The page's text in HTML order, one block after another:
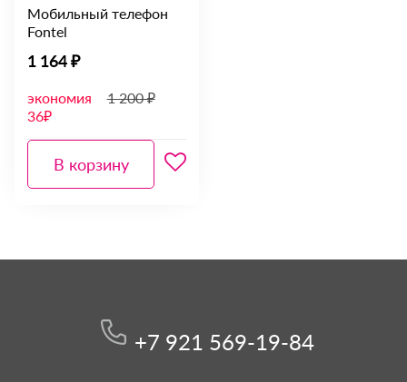
Мобильный телефон
Fontel
1 164 ₽
экономия
36₽
1 200 ₽
В корзину
+7 921 569-19-84